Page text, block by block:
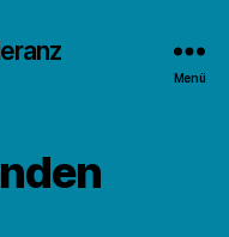
Menü